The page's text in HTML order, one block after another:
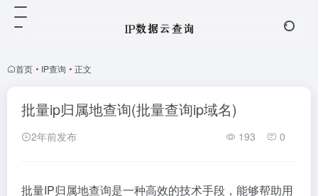
首页 • IP查询 • 正文
批量ip归属地查询(批量查询ip域名)
2年前发布 193 0
批量IP归属地查询是一种高效的技术手段，能够帮助用